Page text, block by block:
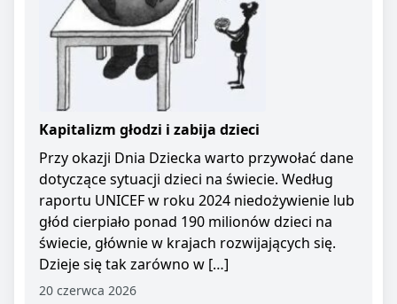
Kapitalizm głodzi i zabija dzieci
Przy okazji Dnia Dziecka warto przywołać dane
dotyczące sytuacji dzieci na świecie. Według
raportu UNICEF w roku 2024 niedożywienie lub
głód cierpiało ponad 190 milionów dzieci na
świecie, głównie w krajach rozwijających się.
Dzieje się tak zarówno w […]
20 czerwca 2026